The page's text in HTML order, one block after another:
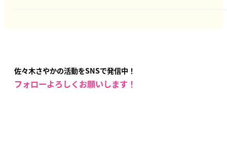
佐々木さやかの活動をSNSで発信中！
フォローよろしくお願いします！